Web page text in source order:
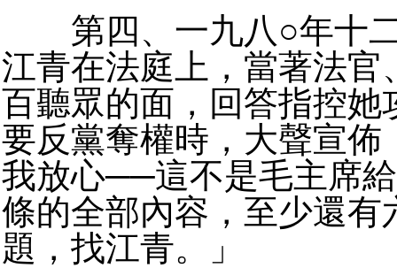
第四、一九八○年十二
江青在法庭上，當著法官
百聽眾的面，回答指控她
要反黨奪權時，大聲宣佈
我放心──這不是毛主席
條的全部內容，至少還有
題，找江青。」